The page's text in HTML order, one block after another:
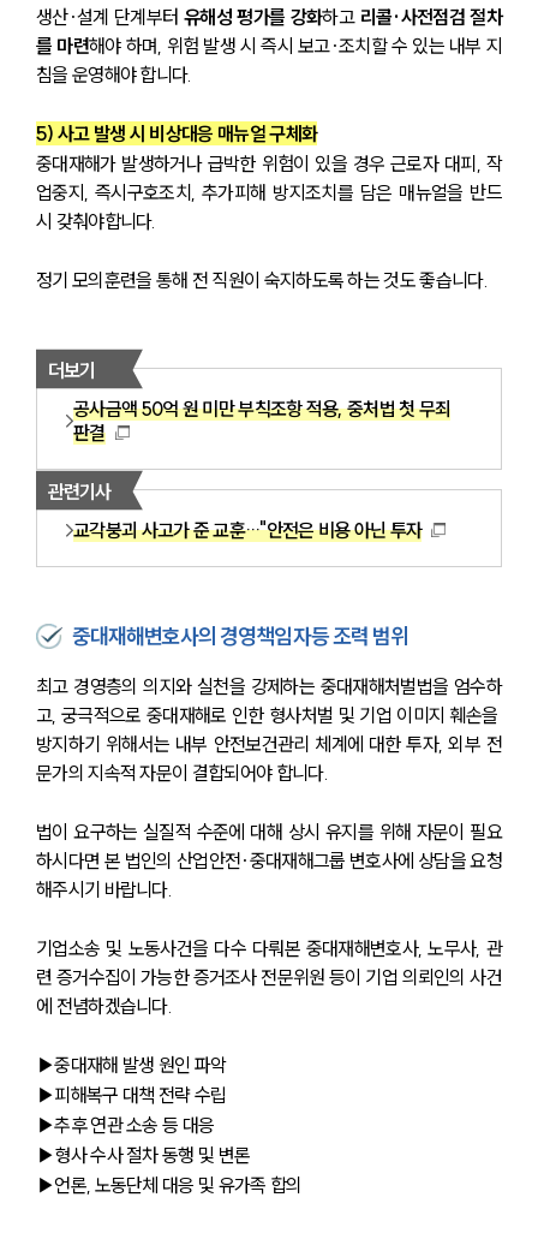
생산·설계 단계부터 유해성 평가를 강화하고 리콜·사전점검 절차
를 마련해야 하며, 위험 발생 시 즉시 보고·조치할 수 있는 내부 지
침을 운영해야 합니다.
5) 사고 발생 시 비상대응 매뉴얼 구체화
중대재해가 발생하거나 급박한 위험이 있을 경우 근로자 대피, 작
업중지, 즉시구호조치, 추가피해 방지조치를 담은 매뉴얼을 반드
시 갖춰야합니다.
정기 모의훈련을 통해 전 직원이 숙지하도록 하는 것도 좋습니다.
더보기
공사금액 50억 원 미만 부칙조항 적용, 중처법 첫 무죄
판결
관련기사
교각붕괴 사고가 준 교훈…"안전은 비용 아닌 투자
중대재해변호사의 경영책임자등 조력 범위
최고 경영층의 의지와 실천을 강제하는 중대재해처벌법을 엄수하
고, 궁극적으로 중대재해로 인한 형사처벌 및 기업 이미지 훼손을
방지하기 위해서는 내부 안전보건관리 체계에 대한 투자, 외부 전
문가의 지속적 자문이 결합되어야 합니다.
법이 요구하는 실질적 수준에 대해 상시 유지를 위해 자문이 필요
하시다면 본 법인의 산업안전·중대재해그룹 변호사에 상담을 요청
해주시기 바랍니다.
기업소송 및 노동사건을 다수 다뤄본 중대재해변호사, 노무사, 관
련 증거수집이 가능한 증거조사 전문위원 등이 기업 의뢰인의 사건
에 전념하겠습니다.
▶중대재해 발생 원인 파악
▶피해복구 대책 전략 수립
▶추후 연관 소송 등 대응
▶형사 수사 절차 동행 및 변론
▶언론, 노동단체 대응 및 유가족 합의